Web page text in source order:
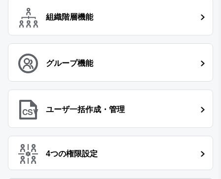
組織階層機能
グループ機能
CSV ユーザ一括作成・管理
4つの権限設定